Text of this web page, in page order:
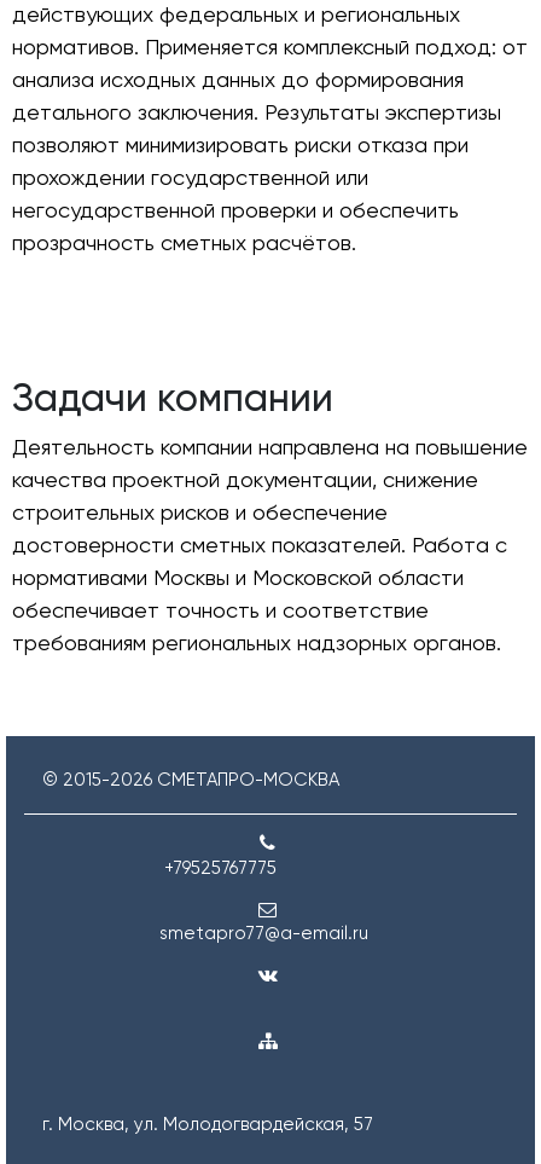
действующих федеральных и региональных
нормативов. Применяется комплексный подход: от
анализа исходных данных до формирования
детального заключения. Результаты экспертизы
позволяют минимизировать риски отказа при
прохождении государственной или
негосударственной проверки и обеспечить
прозрачность сметных расчётов.
Задачи компании
Деятельность компании направлена на повышение
качества проектной документации, снижение
строительных рисков и обеспечение
достоверности сметных показателей. Работа с
нормативами Москвы и Московской области
обеспечивает точность и соответствие
требованиям региональных надзорных органов.
© 2015-2026 СМЕТАПРО-МОСКВА
+79525767775
smetapro77@a-email.ru
г. Москва, ул. Молодогвардейская, 57